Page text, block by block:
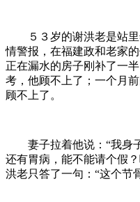
５３岁的谢洪老是站里
情警报，在福建政和老家
正在漏水的房子刚补了一
考，他顾不上了；一个月
顾不上了。
妻子拉着他说：“我身子
还有胃病，能不能请个假
洪老只答了一句：“这个节